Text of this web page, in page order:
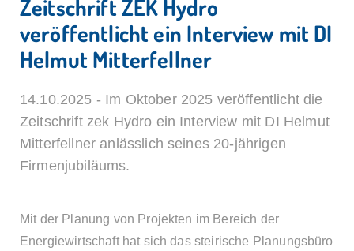
Zeitschrift ZEK Hydro
veröffentlicht ein Interview mit DI
Helmut Mitterfellner
14.10.2025 - Im Oktober 2025 veröffentlicht die
Zeitschrift zek Hydro ein Interview mit DI Helmut
Mitterfellner anlässlich seines 20-jährigen
Firmenjubiläums.
Mit der Planung von Projekten im Bereich der
Energiewirtschaft hat sich das steirische Planungsbüro